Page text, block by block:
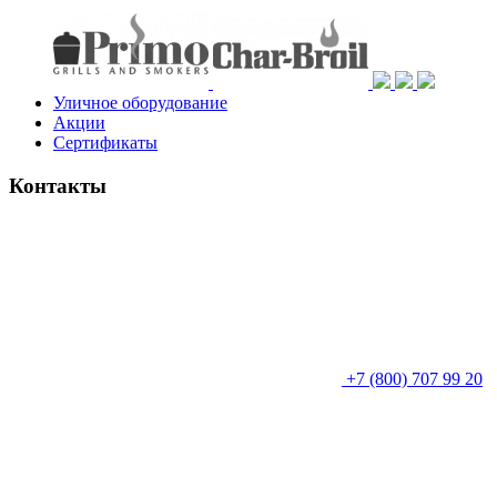
Уличное оборудование
Акции
Сертификаты
Контакты
+7 (800) 707 99 20